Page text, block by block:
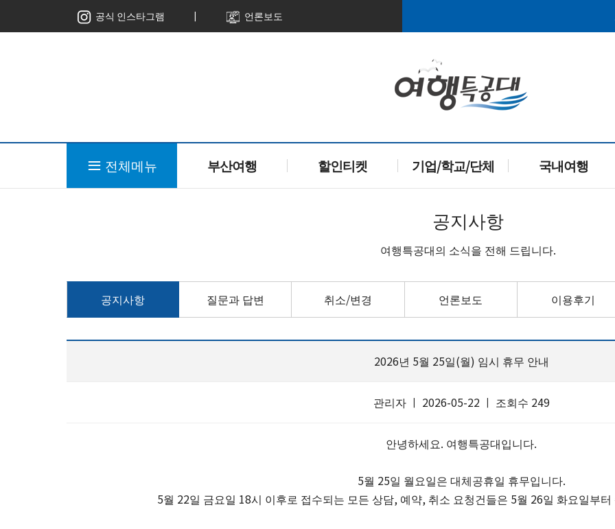
공식 인스타그램 ㅣ 언론보도
전체메뉴 부산여행 할인티켓 기업/학교/단체 국내여행
공지사항
여행특공대의 소식을 전해 드립니다.
공지사항 질문과 답변 취소/변경 언론보도 이용후기
2026년 5월 25일(월) 임시 휴무 안내
관리자 ㅣ 2026-05-22 ㅣ 조회수 249
안녕하세요. 여행특공대입니다.
5월 25일 월요일은 대체공휴일 휴무입니다.
5월 22일 금요일 18시 이후로 접수되는 모든 상담, 예약, 취소 요청건들은 5월 26일 화요일부